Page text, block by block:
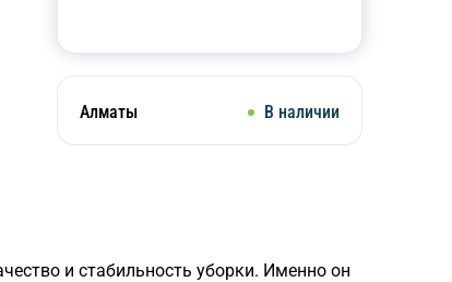
Алматы В наличии
и стабильность уборки. Именно он